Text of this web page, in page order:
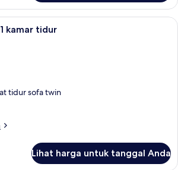
Apartemen Desain, 1 kamar tidur |
kamar tidur
tidur sofa twin
Lihat harga untuk tanggal Anda